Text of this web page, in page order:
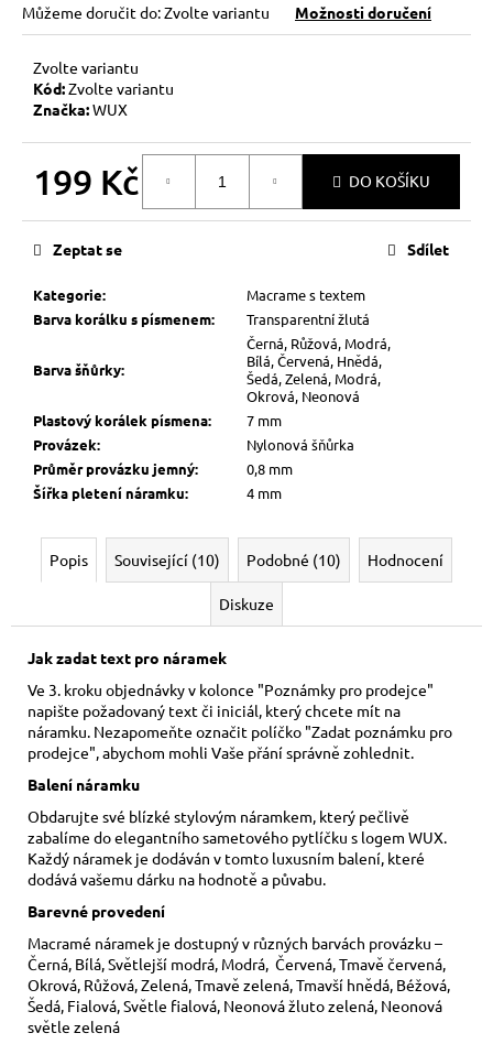
Můžeme doručit do:Zvolte variantu Možnosti doručení
Zvolte variantu
Kód:Zvolte variantu
Značka:WUX
199 Kč DO KOŠÍKU
Kategorie:
Macrame s textem
Barva korálku s písmenem: Transparentní žlutá
Barva šňůrky:
Černá, Růžová, Modrá,
Bílá, Červená, Hnědá,
Šedá, Zelená, Modrá,
Okrová, Neonová
Plastový korálek písmena:
7 mm
Provázek:
Nylonová šňůrka
Průměr provázku jemný:
0,8 mm
Šířka pletení náramku: 4 mm
Zeptat se Sdílet
Popis Související (10) Podobné (10) Hodnocení
Diskuze
Jak zadat text pro náramek
Ve 3. kroku objednávky v kolonce "Poznámky pro prodejce"
napište požadovaný text či iniciál, který chcete mít na
náramku. Nezapomeňte označit políčko "Zadat poznámku pro
prodejce", abychom mohli Vaše přání správně zohlednit.
Balení náramku
Obdarujte své blízké stylovým náramkem, který pečlivě
zabalíme do elegantního sametového pytlíčku s logem WUX.
Každý náramek je dodáván v tomto luxusním balení, které
dodává vašemu dárku na hodnotě a půvabu.
Barevné provedení
Macramé náramek je dostupný v různých barvách provázku –
Černá, Bílá, Světlejší modrá, Modrá, Červená, Tmavě červená,
Okrová, Růžová, Zelená, Tmavě zelená, Tmavší hnědá, Béžová,
Šedá, Fialová, Světle fialová, Neonová žluto zelená, Neonová
světle zelená